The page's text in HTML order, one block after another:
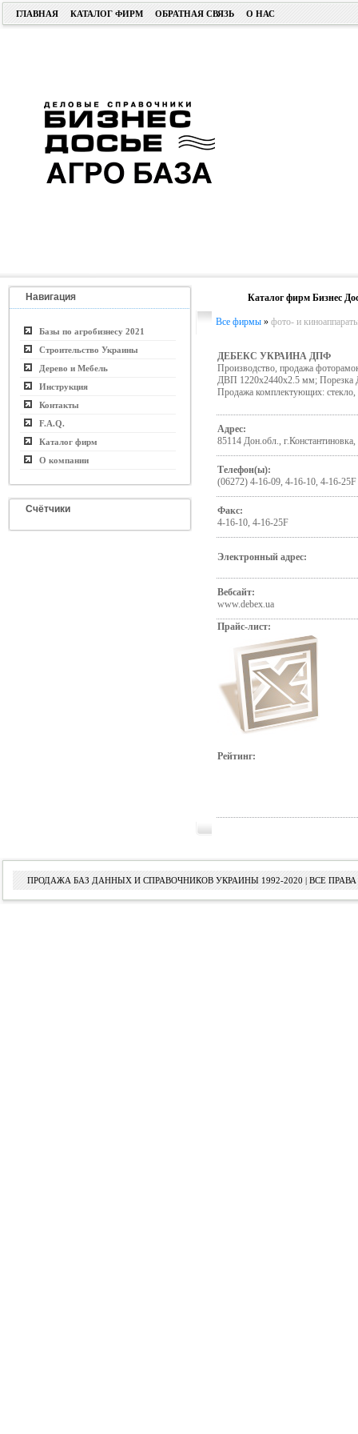
ГЛАВНАЯ КАТАЛОГ ФИРМ ОБРАТНАЯ СВЯЗЬ О НАС
Навигация
Базы по агробизнесу 2021
Строительство Украины
Дерево и Мебель
Инструкция
Контакты
F.A.Q.
Каталог фирм
О компании
Счётчики
Каталог фирм Бизнес
Все фирмы » фото- и
ДЕБЕКС УКРАИНА ДПФ
Производство, продажа
ДВП 1220х2440х2.5 мм; Порезка
Продажа комплектующих:
Адрес:
85114 Дон.обл.,
Телефон(ы):
(06272) 4-16-09, 4-16-10, 4-16-25F
Факс:
4-16-10, 4-16-25F
Электронный адрес:
Вебсайт:
www.debex.ua
Прайс-лист:
Рейтинг:
ПРОДАЖА БАЗ ДАННЫХ И СПРАВОЧНИКОВ УКРАИНЫ 1992-2020 | ВСЕ